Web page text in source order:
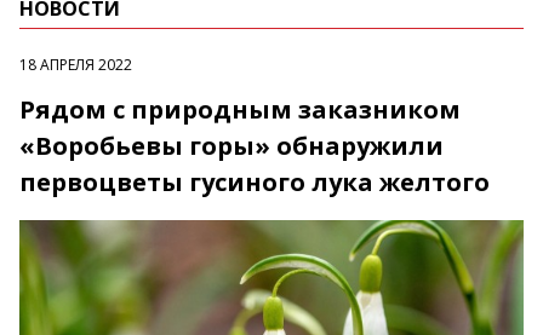
НОВОСТИ
18 АПРЕЛЯ 2022
Рядом с природным заказником
«Воробьевы горы» обнаружили
первоцветы гусиного лука желтого